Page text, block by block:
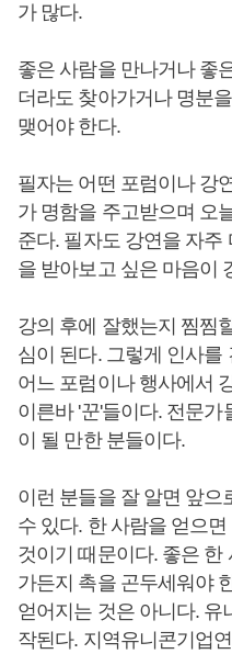
가 많다.
좋은 사람을 만나거나 좋
더라도 찾아가거나 명분
맺어야 한다.
필자는 어떤 포럼이나 강
가 명함을 주고받으며 오
준다. 필자도 강연을 자주
을 받아보고 싶은 마음이
강의 후에 잘했는지 찜찜
심이 된다. 그렇게 인사를
어느 포럼이나 행사에서
이른바 '꾼'들이다. 전문
이 될 만한 분들이다.
이런 분들을 잘 알면 앞으
수 있다. 한 사람을 얻으
것이기 때문이다. 좋은 한
가든지 촉을 곤두세워야
얻어지는 것은 아니다. 유
작된다. 지역유니콘기업